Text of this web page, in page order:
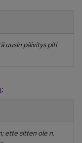
uusin päivitys piti
:
ette sitten ole n.